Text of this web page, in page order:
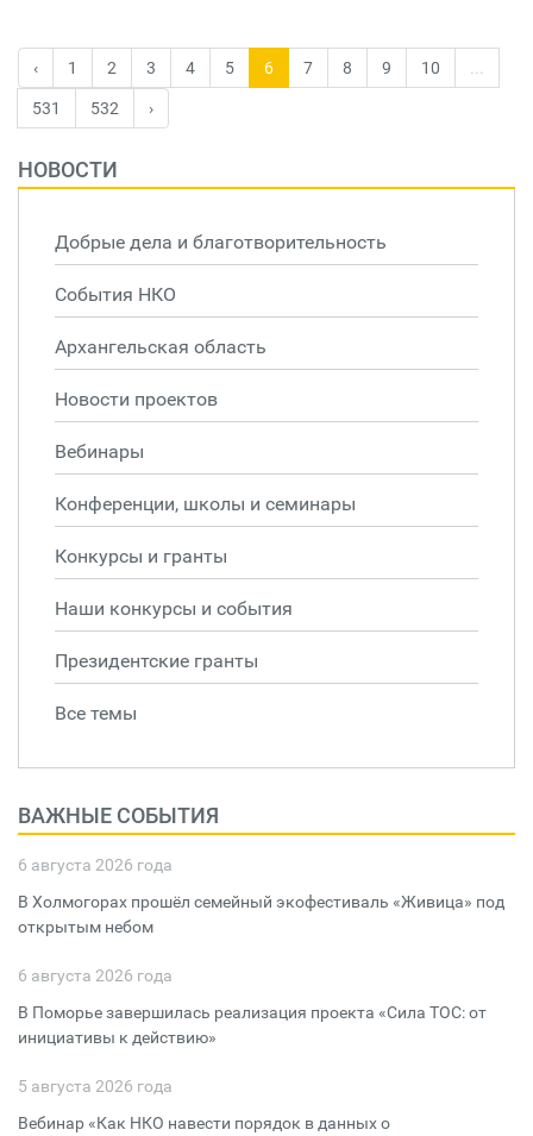
‹ 1 2 3 4 5 6 7 8 9 10
531 532 ›
НОВОСТИ
Добрые дела и благотворительность
События НКО
Архангельская область
Новости проектов
Вебинары
Конференции, школы и семинары
Конкурсы и гранты
Наши конкурсы и события
Президентские гранты
Все темы
ВАЖНЫЕ СОБЫТИЯ
6 августа 2026 года
В Холмогорах прошёл семейный экофестиваль «Живица» под
открытым небом
6 августа 2026 года
В Поморье завершилась реализация проекта «Сила ТОС: от
инициативы к действию»
5 августа 2026 года
Вебинар «Как НКО навести порядок в данных о